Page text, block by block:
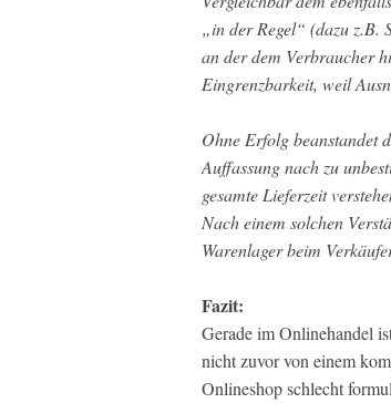
„in der Regel“ (dazu z.B.
an der dem Verbraucher
Eingrenzbarkeit, weil
Ohne Erfolg beanstandet
Auffassung nach zu
gesamte Lieferzeit
Nach einem solchen
Warenlager beim
Fazit:
Gerade im Onlinehandel
nicht zuvor von einem
Onlineshop schlecht